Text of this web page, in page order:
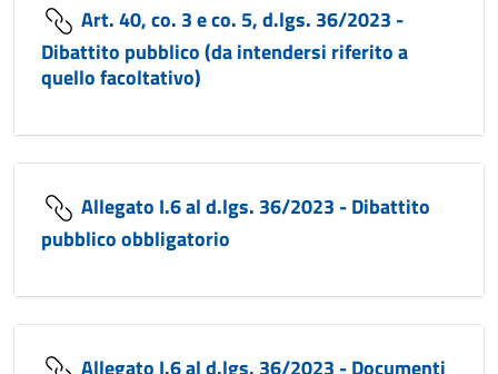
Art. 40, co. 3 e co. 5, d.lgs. 36/2023 -
Dibattito pubblico (da intendersi riferito a
quello facoltativo)
Allegato I.6 al d.lgs. 36/2023 - Dibattito
pubblico obbligatorio
Allegato I.6 al d.lgs. 36/2023 - Documenti